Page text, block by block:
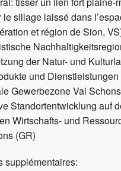
sillage laissé dans
et région de Sion,
der Natur- und
und Dienstleistungen
Gewerbezone Val
Standortentwicklung auf
Wirtschafts- und
(GR)
supplémentaires: